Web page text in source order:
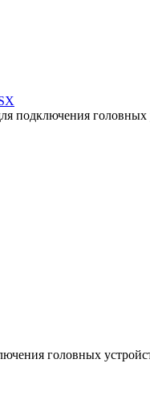
подключения головных
головных